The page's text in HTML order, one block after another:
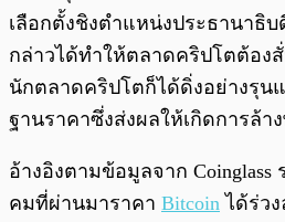
เลือกตั้งชิงตำแหน่งประธานาธิบ
กล่าวได้ทำให้ตลาดคริปโตต้อง
นักตลาดคริปโตก็ได้ดิ่งอย่างรุน
ฐานราคาซึ่งส่งผลให้เกิดการล้า
อ้างอิงตามข้อมูลจาก Coinglass
คมที่ผ่านมาราคา Bitcoin ได้ร่ว